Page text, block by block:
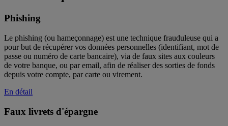
Phishing
Le phishing (ou hameçonnage) est une technique frauduleuse qui a
pour but de récupérer vos données personnelles (identifiant, mot de
passe ou numéro de carte bancaire), via de faux sites aux couleurs
de votre banque, ou par email, afin de réaliser des sorties de fonds
depuis votre compte, par carte ou virement.
En détail
Faux livrets d'épargne